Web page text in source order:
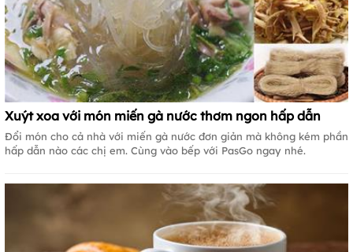
Xuýt xoa với món miến gà nước thơm ngon hấp dẫn
Đổi món cho cả nhà với miến gà nước đơn giản mà không kém phần
hấp dẫn nào các chị em. Cùng vào bếp với PasGo ngay nhé.